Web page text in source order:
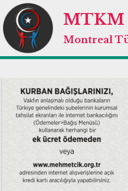
Skip
to
content
MTKM
Montreal